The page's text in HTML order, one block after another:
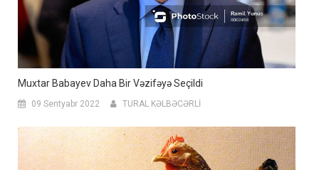
Muxtar Babayev Daha Bir Vəzifəyə Seçildi
09 Sentyabr 2022 TURAL KƏLBƏCƏRLİ